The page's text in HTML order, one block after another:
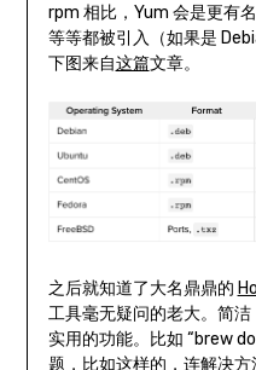
rpm 相比，Yum 会是更有
等等都被引入（如果是
下图来自这篇文章。
之后就知道了大名鼎鼎的
工具毫无疑问的老大。简
实用的功能。比如 “brew
题，比如这样的，连解决方